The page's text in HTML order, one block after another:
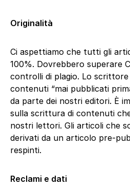
Originalità
Ci aspettiamo che tutti gli
100%. Dovrebbero superare
controlli di plagio. Lo
contenuti “mai pubblicati
da parte dei nostri editori. È
sulla scrittura di contenuti
nostri lettori. Gli articoli che
derivati ​​da un articolo pre-
respinti.
Reclami e dati